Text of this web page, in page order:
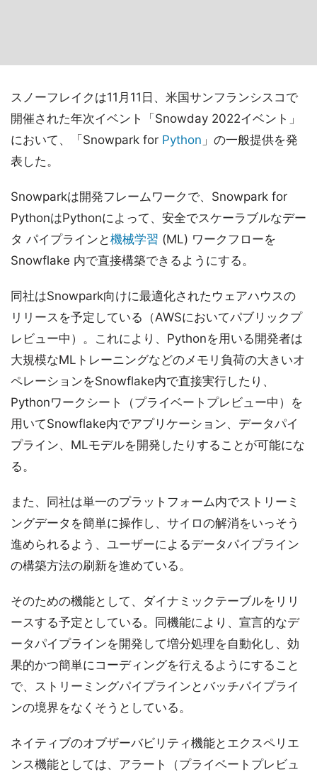
スノーフレイクは11月11日、米国サンフランシスコで
開催された年次イベント「Snowday 2022イベント」
において、「Snowpark for Python 」の一般提供を発
表した。
Snowparkは開発フレームワークで、Snowpark for
PythonはPythonによって、安全でスケーラブルなデー
タ パイプラインと機械学習 (ML) ワークフローを
Snowflake 内で直接構築できるようにする。
同社はSnowpark向けに最適化されたウェアハウスの
リリースを予定している（AWSにおいてパブリックプ
レビュー中）。これにより、Pythonを用いる開発者は
大規模なMLトレーニングなどのメモリ負荷の大きいオ
ペレーションをSnowflake内で直接実行したり、
Pythonワークシート（プライベートプレビュー中）を
用いてSnowflake内でアプリケーション、データパイ
プライン、MLモデルを開発したりすることが可能にな
る。
また、同社は単一のプラットフォーム内でストリーミ
ングデータを簡単に操作し、サイロの解消をいっそう
進められるよう、ユーザーによるデータパイプライン
の構築方法の刷新を進めている。
そのための機能として、ダイナミックテーブルをリリ
ースする予定としている。同機能により、宣言的なデ
ータパイプラインを開発して増分処理を自動化し、効
果的かつ簡単にコーディングを行えるようにすること
で、ストリーミングパイプラインとバッチパイプライ
ンの境界をなくそうとしている。
ネイティブのオブザーバビリティ機能とエクスペリエ
ンス機能としては、アラート（プライベートプレビュ